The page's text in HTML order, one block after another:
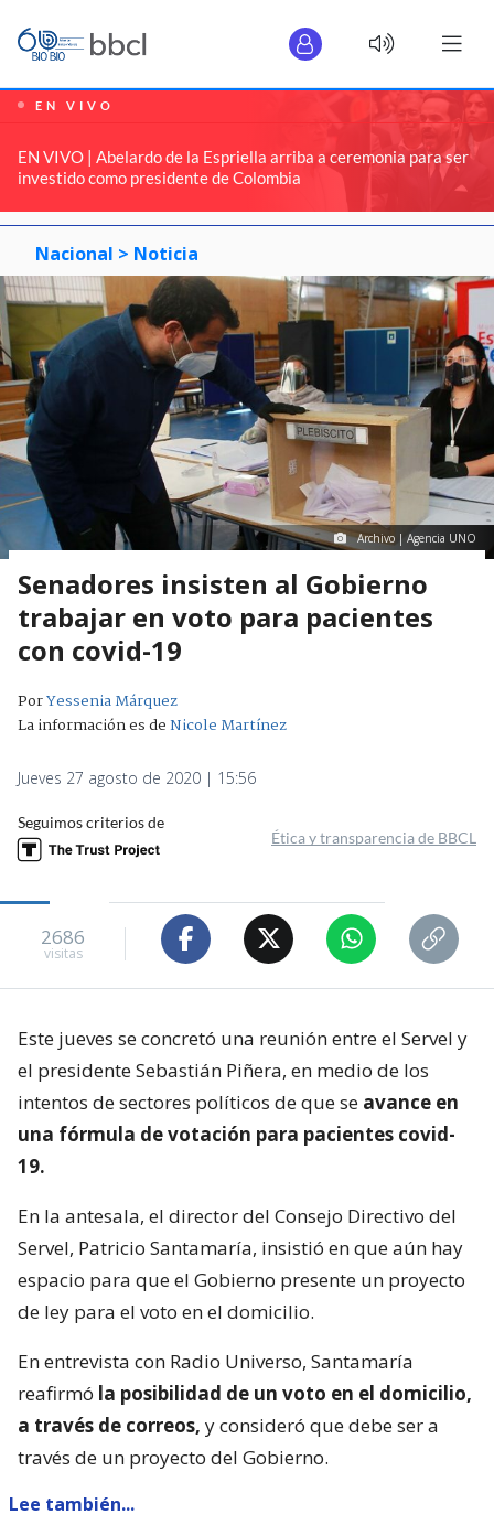
EN VIVO
EN VIVO | Abelardo de la Espriella arriba a ceremonia para ser
investido como presidente de Colombia
Nacional > Noticia
Archivo | Agencia UNO
Senadores insisten al Gobierno
trabajar en voto para pacientes
con covid-19
PorYessenia Márquez
La información es deNicole Martínez
Jueves 27 agosto de 2020 | 15:56
Seguimos criterios de
Ética y transparencia de BBCL
2686
visitas
Este jueves se concretó una reunión entre el Servel y
el presidente Sebastián Piñera, en medio de los
intentos de sectores políticos de que se avance en
una fórmula de votación para pacientes covid-
19.
En la antesala, el director del Consejo Directivo del
Servel, Patricio Santamaría, insistió en que aún hay
espacio para que el Gobierno presente un proyecto
de ley para el voto en el domicilio.
En entrevista con Radio Universo, Santamaría
reafirmó la posibilidad de un voto en el domicilio,
a través de correos, y consideró que debe ser a
través de un proyecto del Gobierno.
Lee también...